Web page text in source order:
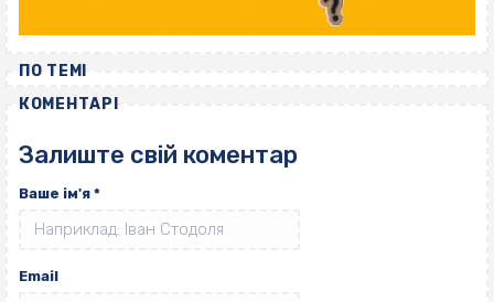
ПО ТЕМІ
КОМЕНТАРІ
Залиште свій коментар
Ваше ім'я *
Email